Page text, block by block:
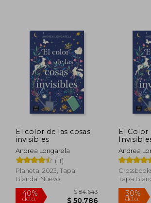
$ 45.199
El color de las cosas
invisibles
Andrea Longarela
(11)
Planeta, 2023, Tapa
Blanda, Nuevo
El Color
Andrea
Tapa